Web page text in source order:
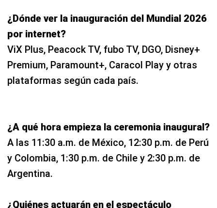
¿Dónde ver la inauguración del Mundial 2026
por internet?
ViX Plus, Peacock TV, fubo TV, DGO, Disney+
Premium, Paramount+, Caracol Play y otras
plataformas según cada país.
¿A qué hora empieza la ceremonia inaugural?
A las 11:30 a.m. de México, 12:30 p.m. de Perú
y Colombia, 1:30 p.m. de Chile y 2:30 p.m. de
Argentina.
¿Quiénes actuarán en el espectáculo